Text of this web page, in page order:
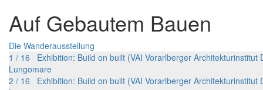
Auf Gebautem Bauen
Die Wanderausstellung
1 / 16 Exhibition: Build on built (VAI Vorarlberger Architekturinstitut
Lungomare
2 / 16 Exhibition: Build on built (VAI Vorarlberger Architekturinstitut